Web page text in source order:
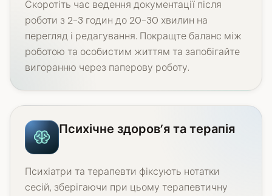
Скоротіть час ведення документації після
роботи з 2-3 годин до 20-30 хвилин на
перегляд і редагування. Покращте баланс між
роботою та особистим життям та запобігайте
вигоранню через паперову роботу.
Психічне здоров’я та терапія
Психіатри та терапевти фіксують нотатки
сесій, зберігаючи при цьому терапевтичну